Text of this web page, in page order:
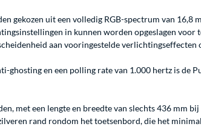
gekozen uit een volledig RGB-spectrum van
in kunnen worden opgeslagen
aan vooringestelde verlichtingseffecten
ghosting en een polling rate van 1.000 hertz is
met een lengte en breedte van slechts 436 mm
rand rondom het toetsenbord, die het